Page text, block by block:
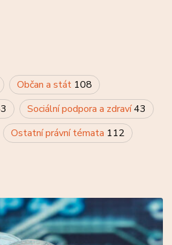
Občan a stát 108
Sociální podpora a zdraví43
Ostatní právní témata 112